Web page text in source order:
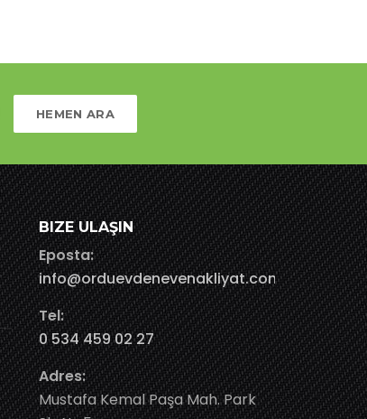
HEMEN ARA
BIZE ULAŞIN
Eposta:
info@orduevdenevenakliyat.com
Tel:
0 534 459 02 27
Adres:
Mustafa Kemal Paşa Mah. Park